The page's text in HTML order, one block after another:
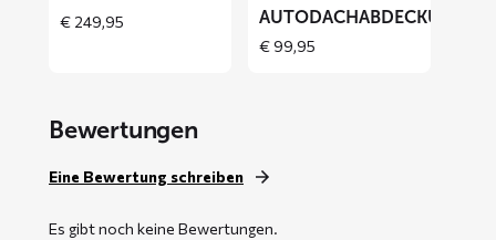
€249,95
AUTODACHABDECKUNG
€99,95
Bewertungen
Eine Bewertung schreiben
Es gibt noch keine Bewertungen.